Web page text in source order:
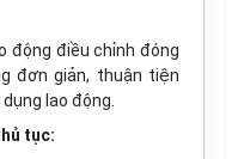
động điều chỉnh đóng
đơn giản, thuận tiện
lao động.
tục: